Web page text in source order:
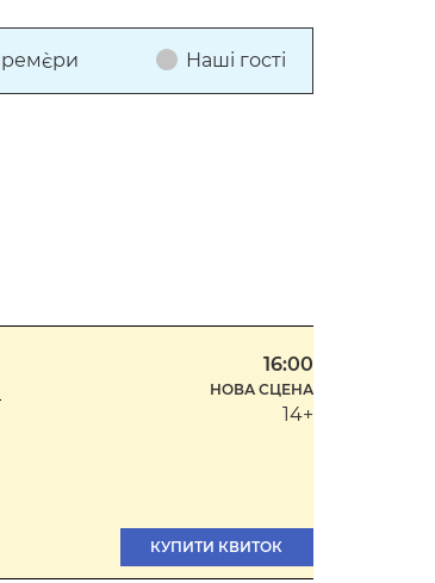
Наші гості
16:00
НОВА СЦЕНА
14+
КУПИТИ КВИТОК